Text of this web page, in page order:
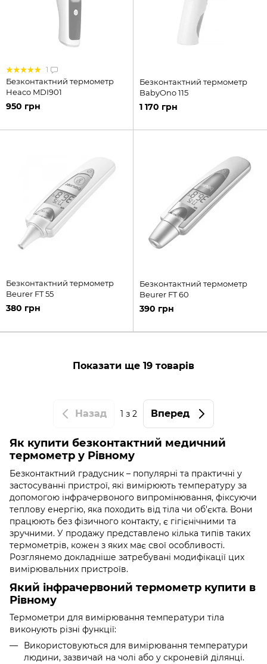
1
Безконтактний термометр
Heaco MDI901
950 грн
Безконтактний термометр
BabyOno 115
1 170 грн
Безконтактний термометр
Beurer FT 55
380 грн
Безконтактний термометр
Beurer FT 60
390 грн
Показати ще 19 товарів
Назад 1 з 2 Вперед
Як купити безконтактний медичний
термометр у Рівному
Безконтактний градусник – популярні та практичні у
застосуванні пристрої, які вимірюють температуру за
допомогою інфрачервоного випромінювання, фіксуючи
теплову енергію, яка походить від тіла чи об'єкта. Вони
працюють без фізичного контакту, є гігієнічними та
зручними. У продажу представлено кілька типів таких
термометрів, кожен з яких має свої особливості.
Розглянемо докладніше затребувані модифікації цих
вимірювальних пристроїв.
Який інфрачервоний термометр купити в
Рівному
Термометри для вимірювання температури тіла
виконують різні функції:
Використовуються для вимірювання температури
людини, зазвичай на чолі або у скроневій ділянці.